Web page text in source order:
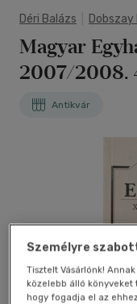
Déri Balázs Dobszay
Magyar
2007/2008.
Antikvár
Személyre
Tisztelt Vásárlónk!
közelebb álló
hogy fogadja el az